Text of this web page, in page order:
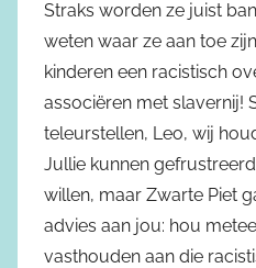
Straks worden ze juist
weten waar ze aan toe
kinderen een racistisch
associëren met slavernij!
teleurstellen, Leo, wij
Jullie kunnen
willen, maar Zwarte Piet
advies aan jou: hou
vasthouden aan die